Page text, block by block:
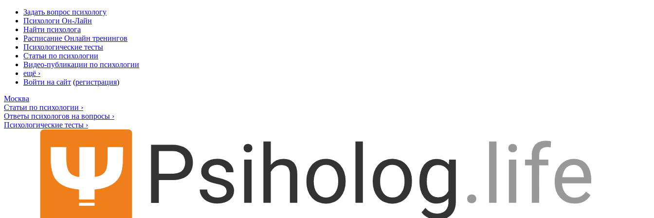
Задать вопрос психологу
Психологи Он-Лайн
Найти психолога
Расписание Онлайн тренингов
Психологические тесты
Статьи по психологии
Видео-публикации по психологии
ещё ›
Войти на сайт (регистрация)
Москва
Статьи по психологии ›
Ответы психологов на вопросы ›
Психологические тесты ›